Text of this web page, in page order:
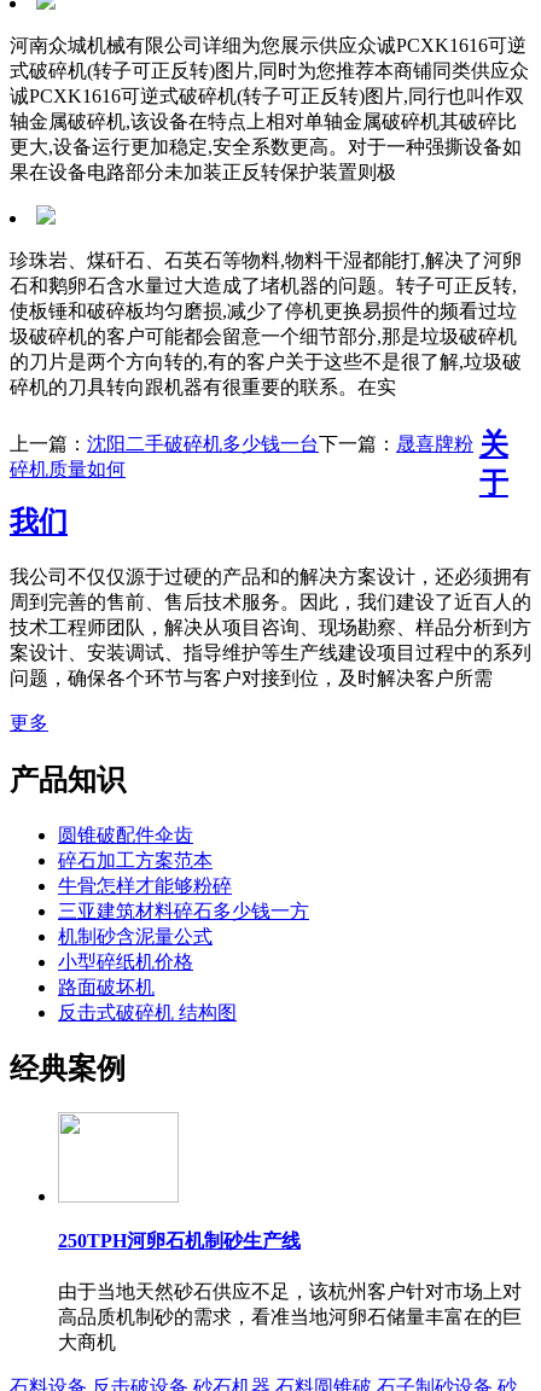
河南众城机械有限公司详细为您展示供应众诚PCXK1616可逆
式破碎机(转子可正反转)图片,同时为您推荐本商铺同类供应众
诚PCXK1616可逆式破碎机(转子可正反转)图片,同行也叫作双
轴金属破碎机,该设备在特点上相对单轴金属破碎机其破碎比
更大,设备运行更加稳定,安全系数更高。对于一种强撕设备如
果在设备电路部分未加装正反转保护装置则极
珍珠岩、煤矸石、石英石等物料,物料干湿都能打,解决了河卵
石和鹅卵石含水量过大造成了堵机器的问题。转子可正反转,
使板锤和破碎板均匀磨损,减少了停机更换易损件的频看过垃
圾破碎机的客户可能都会留意一个细节部分,那是垃圾破碎机
的刀片是两个方向转的,有的客户关于这些不是很了解,垃圾破
碎机的刀具转向跟机器有很重要的联系。在实
上一篇： 沈阳二手破碎机多少钱一台下一篇： 晟喜牌粉
碎机质量如何
关
于
我们
我公司不仅仅源于过硬的产品和的解决方案设计，还必须拥有
周到完善的售前、售后技术服务。因此，我们建设了近百人的
技术工程师团队，解决从项目咨询、现场勘察、样品分析到方
案设计、安装调试、指导维护等生产线建设项目过程中的系列
问题，确保各个环节与客户对接到位，及时解决客户所需
更多
产品知识
圆锥破配件伞齿
碎石加工方案范本
牛骨怎样才能够粉碎
三亚建筑材料碎石多少钱一方
机制砂含泥量公式
小型碎纸机价格
路面破坏机
反击式破碎机 结构图
经典案例
250TPH河卵石机制砂生产线
由于当地天然砂石供应不足，该杭州客户针对市场上对
高品质机制砂的需求，看准当地河卵石储量丰富在的巨
大商机
石料设备 反击破设备 砂石机器 石料圆锥破 石子制砂设备 砂